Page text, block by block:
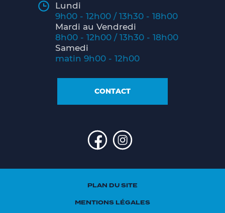
Lundi
9h00 - 12h00 / 13h30 - 18h00
Mardi au Vendredi
8h00 - 12h00 / 13h30 - 18h00
Samedi
matin 9h00 - 12h00
CONTACT
PLAN DU SITE
MENTIONS LÉGALES